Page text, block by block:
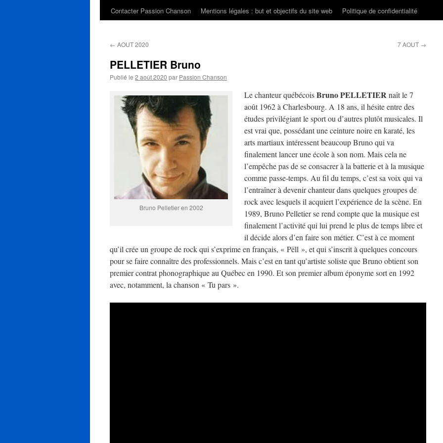
Contacter Passion Chanson Mentions légales : but et objectifs du site web Politique de confidentialité
← AOUT 2020 7 AOUT →
PELLETIER Bruno
Publié le 2 août 2020 par Passion Chanson
Bruno Pelletier en 2002
Le chanteur québécoisBruno PELLETIERnaît le 7
août 1962 à Charlesbourg. A 18 ans, il hésite entre des
études privilégiant le sport ou d’autres plutôt musicales. Il
est vrai que, possédant une ceinture noire en karaté, les
arts martiaux intéressent beaucoup Bruno qui va
finalement lancer une école à son nom. Mais cela ne
l’empêche pas de se consacrer à la batterie et à la musique
comme passe-temps. Au fil du temps, c’est sa voix qui va
l’entraîner à devenir chanteur dans quelques groupes de
rock avec lesquels il acquiert l’expérience de la scène. En
1989, Bruno Pelletier se rend compte que la musique est
finalement l’activité qui lui prend le plus de temps libre et
il décide alors d’en faire son métier. C’est à ce moment
qu’il crée un groupe de rock qui s’exprime en français, « Pëll », et qui s’inscrit à quelques concours
pour se faire connaître des professionnels. Mais c’est en tant qu’artiste soliste que Bruno obtient son
premier contrat phonographique au Québec en 1990. Et son premier album éponyme sort en 1992
avec, notamment, la chanson « Tu pars ».